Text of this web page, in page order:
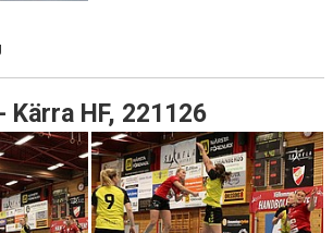
Kärra HF, 221126